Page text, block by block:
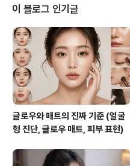
이 블로그 인기글
글로우와 매트의 진짜 기준 (얼굴
형 진단, 글로우 매트, 피부 표현)